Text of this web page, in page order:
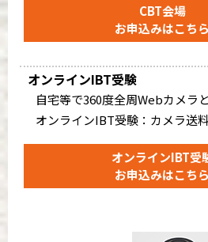
CBT会場
お申込みはこちら
オンラインIBT受験
自宅等で360度全周Webカメラ
オンラインIBT受験：カメラ送
オンラインIBT受
お申込みはこちら